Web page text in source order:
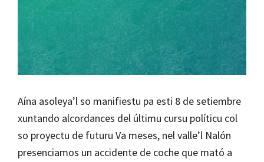
Aína asoleya’l so manifiestu pa esti 8 de setiembre
xuntando alcordances del últimu cursu políticu col
so proyectu de futuru Va meses, nel valle’l Nalón
presenciamos un accidente de coche que mató a